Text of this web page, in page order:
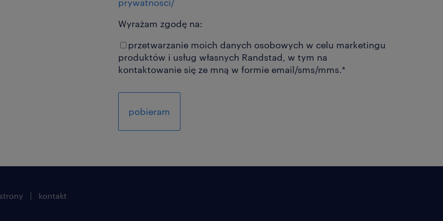
prywatnosci/
Wyrażam zgodę na:
przetwarzanie moich danych osobowych w celu marketingu
produktów i usług własnych Randstad, w tym na
kontaktowanie się ze mną w formie email/sms/mms.*
kontakt